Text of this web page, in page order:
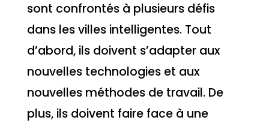
sont confrontés à plusieurs défis
dans les villes intelligentes. Tout
d’abord, ils doivent s’adapter aux
nouvelles technologies et aux
nouvelles méthodes de travail. De
plus, ils doivent faire face à une